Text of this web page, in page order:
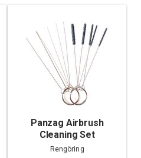
Panzag Airbrush
Cleaning Set
Rengöring